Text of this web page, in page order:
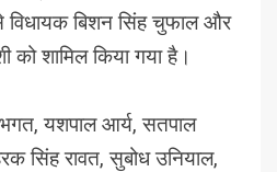
विधायक बिशन सिंह चुफाल और
को शामिल किया गया है।
यशपाल आर्य, सतपाल
सिंह रावत, सुबोध उनियाल,